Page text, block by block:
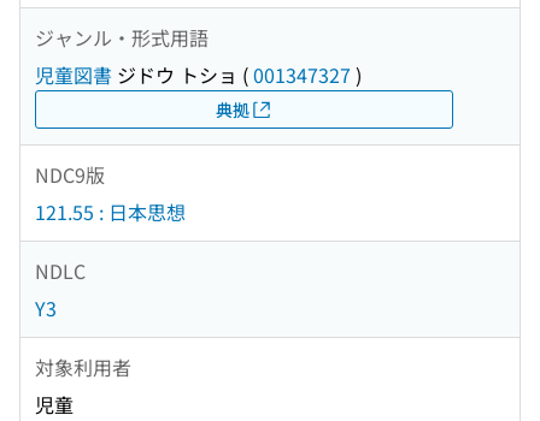
ジャンル・形式用語
児童図書 ジドウ トショ (001347327 )
典拠
NDC9版
121.55 : 日本思想
NDLC
Y3
対象利用者
児童